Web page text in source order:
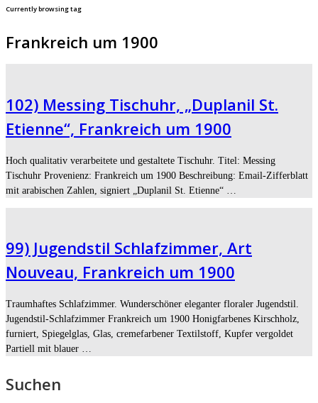
Currently browsing tag
Frankreich um 1900
102) Messing Tischuhr, „Duplanil St.
Etienne“, Frankreich um 1900
Hoch qualitativ verarbeitete und gestaltete Tischuhr. Titel: Messing
Tischuhr Provenienz: Frankreich um 1900 Beschreibung: Email-Zifferblatt
mit arabischen Zahlen, signiert „Duplanil St. Etienne“ …
99) Jugendstil Schlafzimmer, Art
Nouveau, Frankreich um 1900
Traumhaftes Schlafzimmer. Wunderschöner eleganter floraler Jugendstil.
Jugendstil-Schlafzimmer Frankreich um 1900 Honigfarbenes Kirschholz,
furniert, Spiegelglas, Glas, cremefarbener Textilstoff, Kupfer vergoldet
Partiell mit blauer …
Suchen